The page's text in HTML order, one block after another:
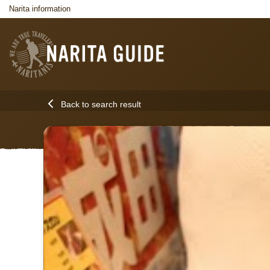
Narita information
Back to search result